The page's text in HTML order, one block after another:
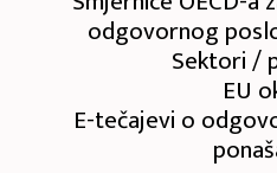
odgovornog
Sektori /
EU
E-tečajevi o